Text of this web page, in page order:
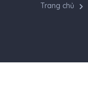
Trang chủ